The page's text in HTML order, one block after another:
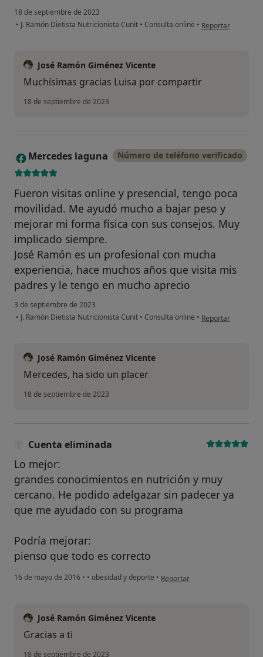
18 de septiembre de 2023
• J. Ramón Dietista Nutricionista Cunit • Consulta online • en opinión del
Reportar
José Ramón Giménez Vicente
Muchísimas gracias Luisa por compartir
18 de septiembre de 2023
M Mercedes laguna Número de teléfono verificado
Fueron visitas online y presencial, tengo poca
movilidad. Me ayudó mucho a bajar peso y
mejorar mi forma física con sus consejos. Muy
implicado siempre.
José Ramón es un profesional con mucha
experiencia, hace muchos años que visita mis
padres y le tengo en mucho aprecio
3 de septiembre de 2023
• J. Ramón Dietista Nutricionista Cunit • Consulta online • en opinión del
Reportar
José Ramón Giménez Vicente
Mercedes, ha sido un placer
18 de septiembre de 2023
Cuenta eliminada
Lo mejor:
grandes conocimientos en nutrición y muy
cercano. He podido adelgazar sin padecer ya
que me ayudado con su programa
Podría mejorar:
pienso que todo es correcto
16 de mayo de 2016 • • obesidad y deporte • en opinión del usuario Cuenta
Reportar
José Ramón Giménez Vicente
Gracias a ti
18 de septiembre de 2023